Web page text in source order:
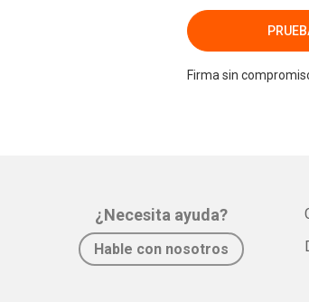
Firma sin
¿Necesita ayuda?
Hable con nosotros